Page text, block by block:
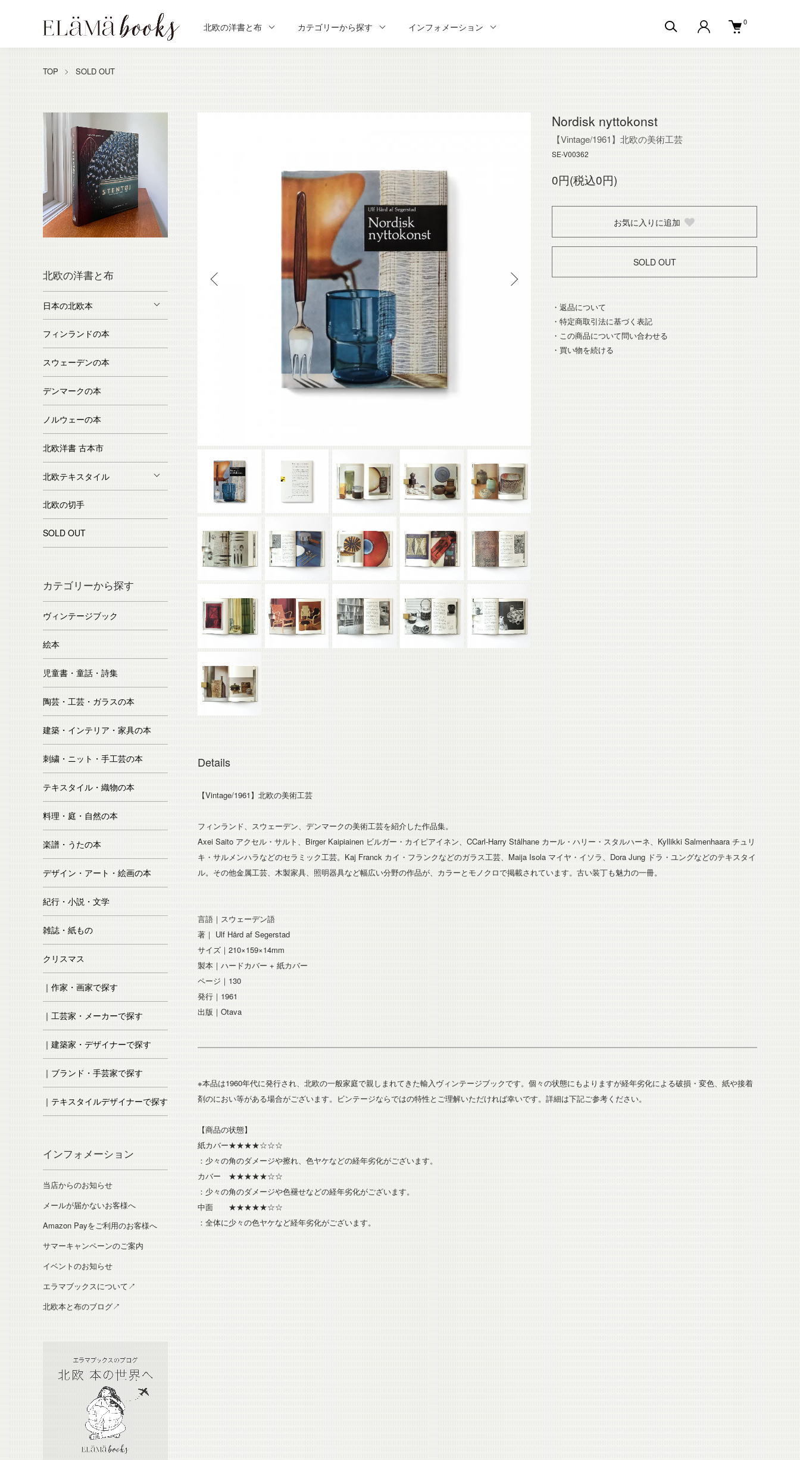
北欧の洋書と布 カテゴリーから探す インフォメーション 0
TOP SOLD OUT
Nordisk nyttokonst
【Vintage/1961】北欧の美術工芸
SE-V00362
0円(税込0円)
お気に入りに追加
SOLD OUT
・返品について
・特定商取引法に基づく表記
・この商品について問い合わせる
・買い物を続ける
Details
【Vintage/1961】北欧の美術工芸
フィンランド、スウェーデン、デンマークの美術工芸を紹介した作品集。
Axei Saito アクセル・サルト、Birger Kaipiainen ビルガー・カイピアイネン、CCarl-Harry Stålhane カール・ハリー・スタルハーネ、Kyllikki Salmenhaara チュリ
キ・サルメンハラなどのセラミック工芸。Kaj Franck カイ・フランクなどのガラス工芸、Maija Isola マイヤ・イソラ、Dora Jung ドラ・ユングなどのテキスタイ
ル。その他金属工芸、木製家具、照明器具など幅広い分野の作品が、カラーとモノクロで掲載されています。古い装丁も魅力の一冊。
言語｜スウェーデン語
著｜ Ulf Hård af Segerstad
サイズ｜210×159×14mm
製本｜ハードカバー + 紙カバー
ページ｜130
発行｜1961
出版｜Otava
※本品は1960年代に発行され、北欧の一般家庭で親しまれてきた輸入ヴィンテージブックです。個々の状態にもよりますが経年劣化による破損・変色、紙や接着
剤のにおい等がある場合がございます。ビンテージならではの特性とご理解いただければ幸いです。詳細は下記ご参考ください。
【商品の状態】
紙カバー★★★★☆☆☆
：少々の角のダメージや擦れ、色ヤケなどの経年劣化がございます。
カバー ★★★★★☆☆
：少々の角のダメージや色褪せなどの経年劣化がございます。
中面 ★★★★★☆☆
：全体に少々の色ヤケなど経年劣化がございます。
北欧の洋書と布
日本の北欧本
フィンランドの本
スウェーデンの本
デンマークの本
ノルウェーの本
北欧洋書 古本市
北欧テキスタイル
北欧の切手
SOLD OUT
カテゴリーから探す
ヴィンテージブック
絵本
児童書・童話・詩集
陶芸・工芸・ガラスの本
建築・インテリア・家具の本
刺繍・ニット・手工芸の本
テキスタイル・織物の本
料理・庭・自然の本
楽譜・うたの本
デザイン・アート・絵画の本
紀行・小説・文学
雑誌・紙もの
クリスマス
｜作家・画家で探す
｜工芸家・メーカーで探す
｜建築家・デザイナーで探す
｜ブランド・手芸家で探す
｜テキスタイルデザイナーで探す
インフォメーション
当店からのお知らせ
メールが届かないお客様へ
Amazon Payをご利用のお客様へ
サマーキャンペーンのご案内
イベントのお知らせ
エラマブックスについて↗
北欧本と布のブログ↗